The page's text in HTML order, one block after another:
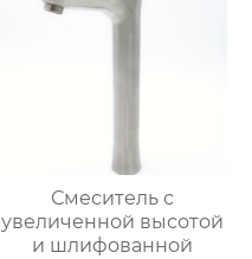
Смеситель с
увеличенной высотой
и шлифованной